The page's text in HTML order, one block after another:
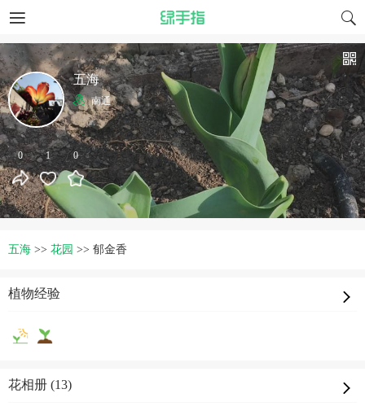
0 1 0
五海
南通
五海 >> 花园 >> 郁金香
植物经验
花相册 (13)